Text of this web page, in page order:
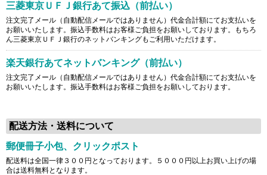
三菱東京ＵＦＪ銀行あて振込（前払い）
注文完了メール（自動配信メールではありません）代金合計額にてお支払いを
お願いいたします。振込手数料はお客様ご負担をお願いしております。もちろ
ん三菱東京ＵＦＪ銀行のネットバンキングもご利用いただけます。
楽天銀行あてネットバンキング（前払い）
注文完了メール（自動配信メールではありません）代金合計額にてお支払いを
お願いいたします。振込手数料はお客様ご負担をお願いしております。
配送方法・送料について
郵便冊子小包、クリックポスト
配送料は全国一律３００円となっております。５０００円以上お買い上げの場
合は送料無料となります。